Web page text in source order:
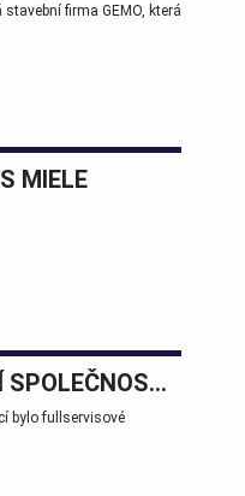
firma GEMO, která
MIELE
DEN OTEVŘENÝCH DVEŘÍ SPOLEČNOSTÍ WHP A BSW MACHINERY PROSTĚJOV
bylo fullservisové